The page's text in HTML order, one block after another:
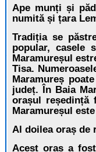
Ape munți și
numită și țara
Tradiția se
popular, casele
Maramureșul
Tisa.
Maramureș
județ. În Baia
orașul reședință
Maramureșul
Al doilea oraș de
Acest oraș a